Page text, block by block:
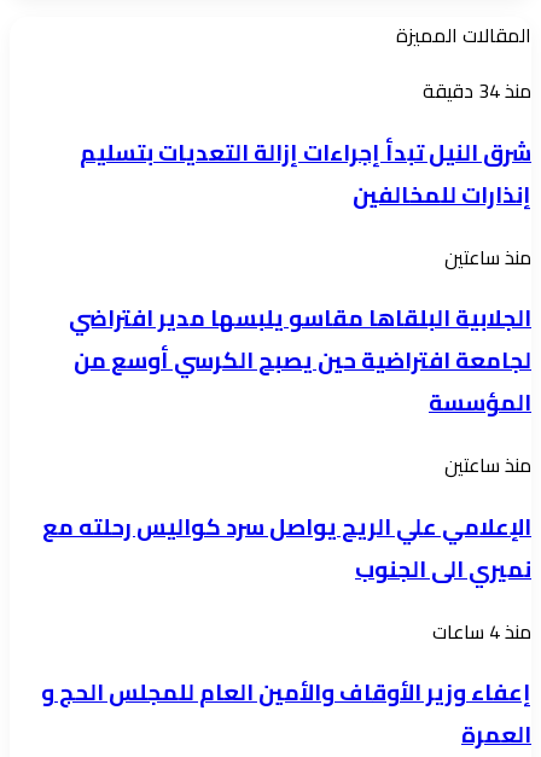
المقالات المميزة
شرق
تبدأ
إجراءات
التعديات
بتسليم
إنذارات
للمخالفين
منذ 34 دقيقة
شرق النيل تبدأ إجراءات إزالة التعديات بتسليم
إنذارات للمخالفين
الجلابية
مقاسو
يلبسها
افتراضي
افتراضية
حين
يصبح
أوسع
من
منذ ساعتين
الجلابية البلقاها مقاسو يلبسها ​مدير افتراضي
لجامعة افتراضية حين يصبح الكرسي أوسع من
المؤسسة
الإعلامي
الريح
يواصل
كواليس
رحلته
مع
منذ ساعتين
الإعلامي علي الريح يواصل سرد كواليس رحلته مع
نميري الى الجنوب
إعفاء
الأوقاف
والأمين
منذ 4 ساعات
إعفاء وزير الأوقاف والأمين العام للمجلس الحج و
العمرة